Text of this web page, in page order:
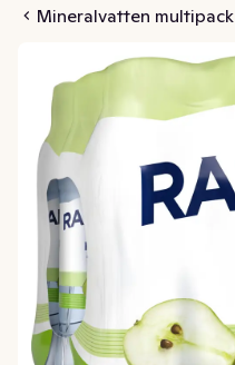
Mineralvatten multipack
Päron 12x33cl